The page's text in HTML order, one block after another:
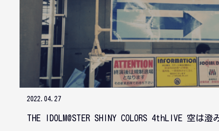
2022.04.27
THE IDOLM@STER SHINY COLORS 4thLIVE 空は